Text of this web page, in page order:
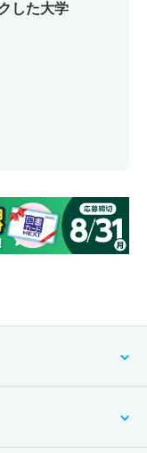
した大学